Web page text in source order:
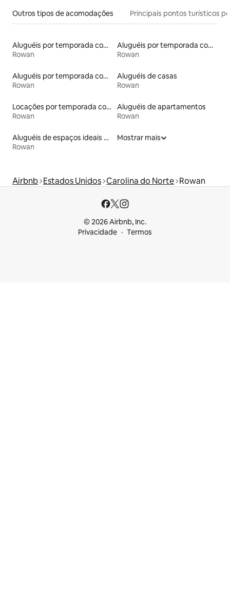
Outros tipos de acomodações Principais pontos turísticos
Aluguéis por temporada com acesso ao lago
Rowan
Aluguéis por temporada com caiaque
Rowan
Aluguéis por temporada com banheira de hidromassagem
Rowan
Aluguéis de casas
Rowan
Locações por temporada com piscina
Rowan
Aluguéis de apartamentos
Rowan
Aluguéis de espaços ideais para famílias
Rowan
Mostrar mais
Airbnb Estados Unidos Carolina do Norte Rowan
© 2026 Airbnb, Inc.
Privacidade
Termos